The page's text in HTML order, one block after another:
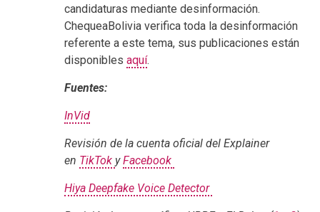
candidaturas mediante desinformación.
ChequeaBolivia verifica toda la desinformación
referente a este tema, sus publicaciones están
disponibles aquí.
Fuentes:
InVid
Revisión de la cuenta oficial del Explainer
en TikTok yFacebook
Hiya Deepfake Voice Detector